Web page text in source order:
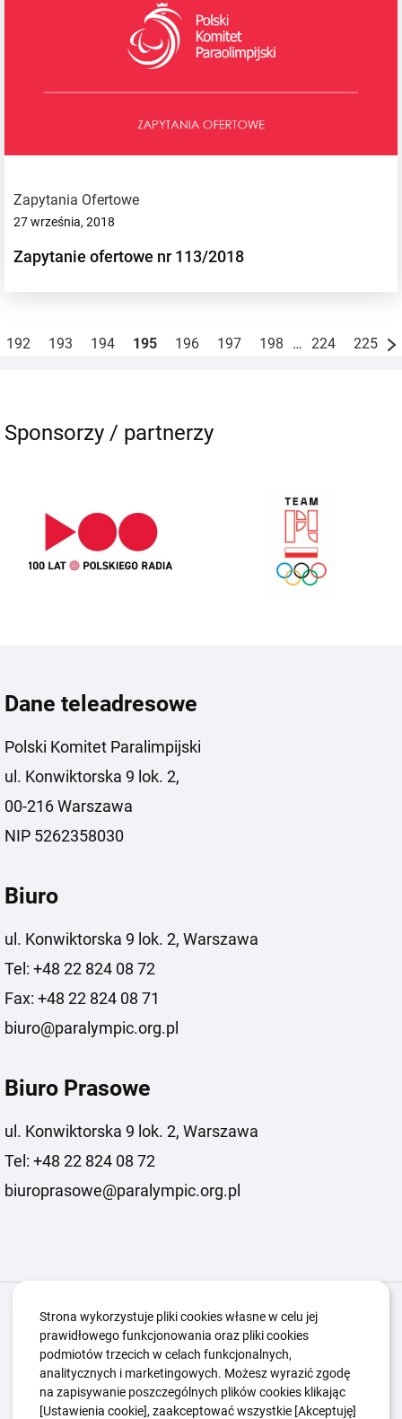
Zapytania Ofertowe
27 września, 2018
Zapytanie ofertowe nr 113/2018
192 193 194 195 196 197 198 … 224 225
Sponsorzy / partnerzy
Dane teleadresowe
Polski Komitet Paralimpijski
ul. Konwiktorska 9 lok. 2,
00-216 Warszawa
NIP 5262358030
Biuro
ul. Konwiktorska 9 lok. 2, Warszawa
Tel: +48 22 824 08 72
Fax: +48 22 824 08 71
biuro@paralympic.org.pl
Biuro Prasowe
ul. Konwiktorska 9 lok. 2, Warszawa
Tel: +48 22 824 08 72
biuroprasowe@paralympic.org.pl
Igrzyska Paralimpijskie O nas
Kwalifikacje ZSK
Kluby Aktualności
Edukacja
Guttmanny Kontakt
Strona wykorzystuje pliki cookies własne w celu jej
prawidłowego funkcjonowania oraz pliki cookies
podmiotów trzecich w celach funkcjonalnych,
analitycznych i marketingowych. Możesz wyrazić zgodę
na zapisywanie poszczególnych plików cookies klikając
[Ustawienia cookie], zaakceptować wszystkie [Akceptuję]